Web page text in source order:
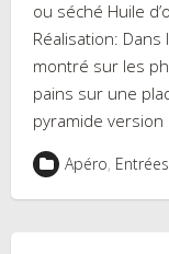
ou séché Huile
Réalisation:
montré sur les
pains sur une
pyramide version
Apéro, Entrées